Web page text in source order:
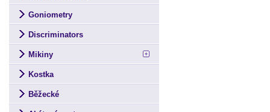
Goniometry
Discriminators
Mikiny
Kostka
Běžecké